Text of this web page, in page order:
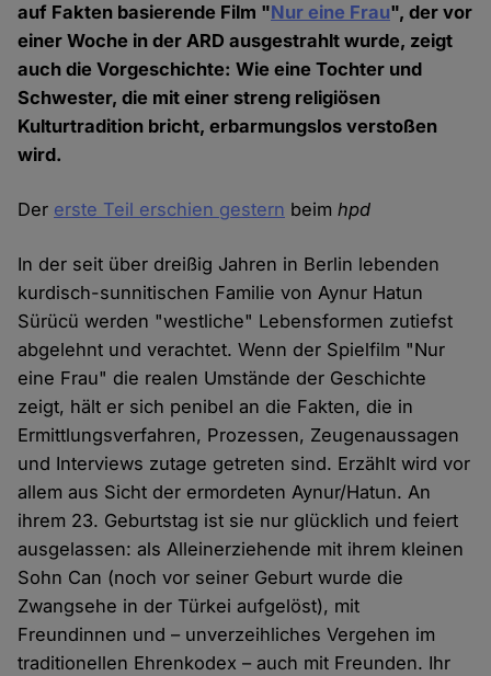
auf Fakten basierende Film "Nur eine Frau", der vor
einer Woche in der ARD ausgestrahlt wurde, zeigt
auch die Vorgeschichte: Wie eine Tochter und
Schwester, die mit einer streng religiösen
Kulturtradition bricht, erbarmungslos verstoßen
wird.
Der erste Teil erschien gestern beimhpd
In der seit über dreißig Jahren in Berlin lebenden
kurdisch-sunnitischen Familie von Aynur Hatun
Sürücü werden "westliche" Lebensformen zutiefst
abgelehnt und verachtet. Wenn der Spielfilm "Nur
eine Frau" die realen Umstände der Geschichte
zeigt, hält er sich penibel an die Fakten, die in
Ermittlungsverfahren, Prozessen, Zeugenaussagen
und Interviews zutage getreten sind. Erzählt wird vor
allem aus Sicht der ermordeten Aynur/Hatun. An
ihrem 23. Geburtstag ist sie nur glücklich und feiert
ausgelassen: als Alleinerziehende mit ihrem kleinen
Sohn Can (noch vor seiner Geburt wurde die
Zwangsehe in der Türkei aufgelöst), mit
Freundinnen und – unverzeihliches Vergehen im
traditionellen Ehrenkodex – auch mit Freunden. Ihr